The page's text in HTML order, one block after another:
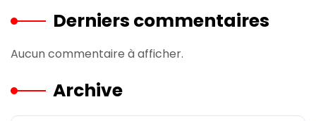
Derniers commentaires
Aucun commentaire à afficher.
Archive